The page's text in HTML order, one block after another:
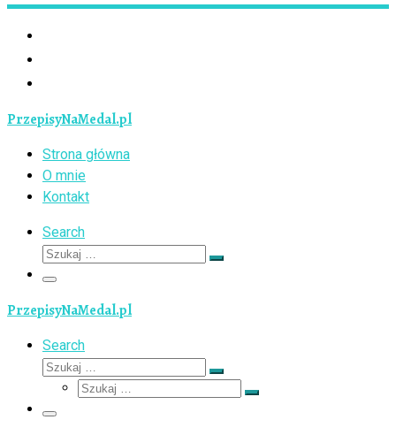
PrzepisyNaMedal.pl
Strona główna
O mnie
Kontakt
Search
Szukaj
Szukaj
Menu
PrzepisyNaMedal.pl
Search
Szukaj
Szukaj
Szukaj
Szukaj
Menu